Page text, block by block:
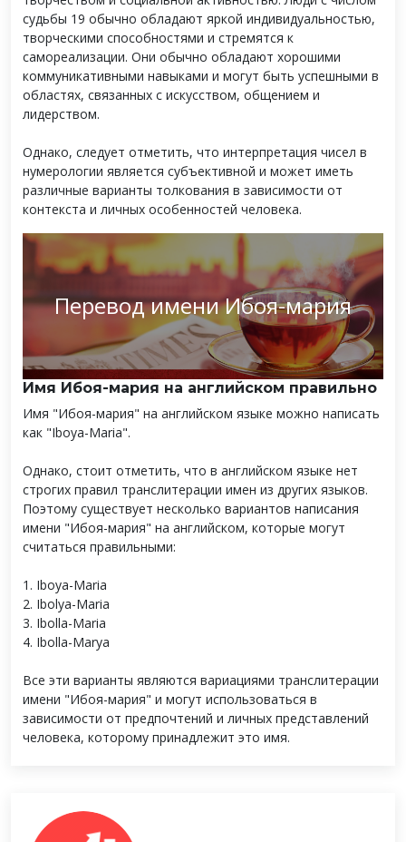
судьбы 19 обычно обладают яркой индивидуальностью,
творческими способностями и стремятся к
самореализации. Они обычно обладают хорошими
коммуникативными навыками и могут быть успешными в
областях, связанных с искусством, общением и
лидерством.
Однако, следует отметить, что интерпретация чисел в
нумерологии является субъективной и может иметь
различные варианты толкования в зависимости от
контекста и личных особенностей человека.
Перевод имени Ибоя-мария
Имя Ибоя-мария на английском правильно
Имя "Ибоя-мария" на английском языке можно написать
как "Iboya-Maria".
Однако, стоит отметить, что в английском языке нет
строгих правил транслитерации имен из других языков.
Поэтому существует несколько вариантов написания
имени "Ибоя-мария" на английском, которые могут
считаться правильными:
1. Iboya-Maria
2. Ibolya-Maria
3. Ibolla-Maria
4. Ibolla-Marya
Все эти варианты являются вариациями транслитерации
имени "Ибоя-мария" и могут использоваться в
зависимости от предпочтений и личных представлений
человека, которому принадлежит это имя.